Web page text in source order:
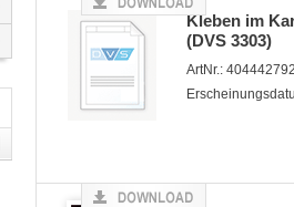
Kleben im
(DVS 3303)
ArtNr.: